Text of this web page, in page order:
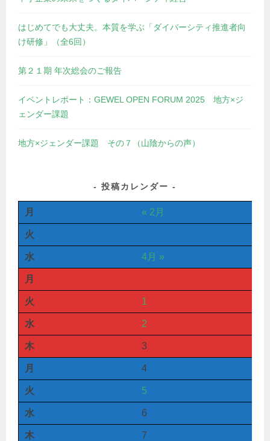
はじめてでも大丈夫。本質を学ぶ「ダイバーシティ推進者向
け研修」（全6回）
第２１期 年次総会のご報告
イベントレポート：GEWEL OPEN FORUM 2025 地方×ジ
ェンダー課題
地方×ジェンダー課題 その７（山陰からの声）
投稿カレンダー
月 « 2月
火
水 4月 »
月
火 1
水 2
木 3
月 4
火 5
水 6
木 7